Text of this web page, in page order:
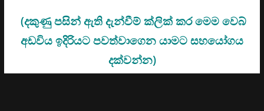
(දකුණු පසින් ඇති දැන්වීම් ක්ලික් කර මෙම වෙබ්
අඩවිය ඉදිරියට පවත්වාගෙන යාමට සහයෝගය
දක්වන්න)